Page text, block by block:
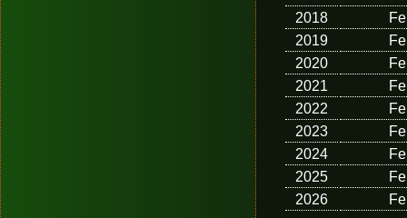
2018
2019
2020
2021
2022
2023
2024
2025
2026